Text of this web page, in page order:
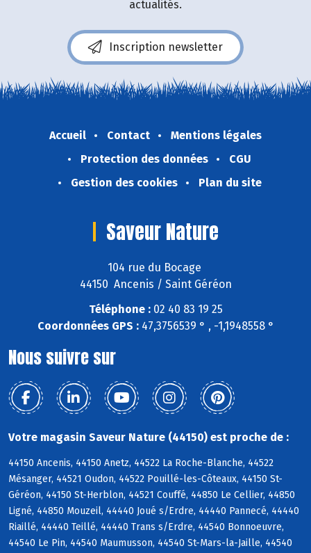
actualités.
Inscription newsletter
Accueil Contact
Mentions légales
Protection des données
CGU
Gestion des cookies
Plan du site
Saveur Nature
104 rue du Bocage
44150 Ancenis / Saint Géréon
Téléphone :02 40 83 19 25
Coordonnées GPS :47,3756539 ° , -1,1948558 °
Nous suivre sur
Votre magasin Saveur Nature (44150) est proche de :
44150 Ancenis, 44150 Anetz, 44522 La Roche-Blanche, 44522
Mésanger, 44521 Oudon, 44522 Pouillé-les-Côteaux, 44150 St-
Géréon, 44150 St-Herblon, 44521 Couffé, 44850 Le Cellier, 44850
Ligné, 44850 Mouzeil, 44440 Joué s/Erdre, 44440 Pannecé, 44440
Riaillé, 44440 Teillé, 44440 Trans s/Erdre, 44540 Bonnoeuvre,
44540 Le Pin, 44540 Maumusson, 44540 St-Mars-la-Jaille, 44540